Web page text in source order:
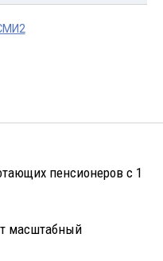
пенсионеров с 1
масштабный